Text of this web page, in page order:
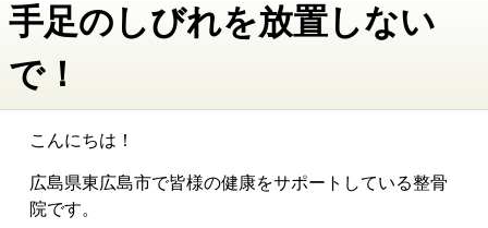
手足のしびれを放置しない
で！
こんにちは！
広島県東広島市で皆様の健康をサポートしている整骨
院です。